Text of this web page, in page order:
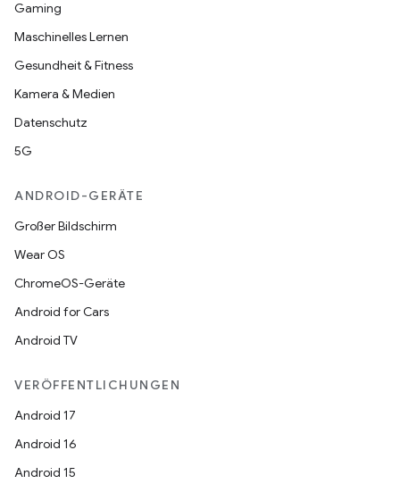
Gaming
Maschinelles Lernen
Gesundheit & Fitness
Kamera & Medien
Datenschutz
5G
ANDROID-GERÄTE
Großer Bildschirm
Wear OS
ChromeOS-Geräte
Android for Cars
Android TV
VERÖFFENTLICHUNGEN
Android 17
Android 16
Android 15